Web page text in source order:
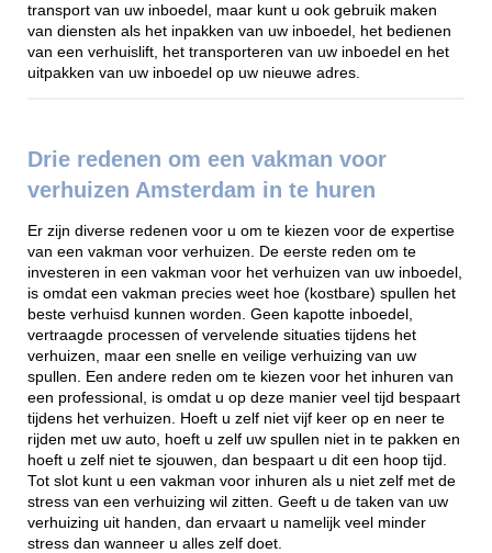
transport van uw inboedel, maar kunt u ook gebruik maken
van diensten als het inpakken van uw inboedel, het bedienen
van een verhuislift, het transporteren van uw inboedel en het
uitpakken van uw inboedel op uw nieuwe adres.
Drie redenen om een vakman voor
verhuizen Amsterdam in te huren
Er zijn diverse redenen voor u om te kiezen voor de expertise
van een vakman voor verhuizen. De eerste reden om te
investeren in een vakman voor het verhuizen van uw inboedel,
is omdat een vakman precies weet hoe (kostbare) spullen het
beste verhuisd kunnen worden. Geen kapotte inboedel,
vertraagde processen of vervelende situaties tijdens het
verhuizen, maar een snelle en veilige verhuizing van uw
spullen. Een andere reden om te kiezen voor het inhuren van
een professional, is omdat u op deze manier veel tijd bespaart
tijdens het verhuizen. Hoeft u zelf niet vijf keer op en neer te
rijden met uw auto, hoeft u zelf uw spullen niet in te pakken en
hoeft u zelf niet te sjouwen, dan bespaart u dit een hoop tijd.
Tot slot kunt u een vakman voor inhuren als u niet zelf met de
stress van een verhuizing wil zitten. Geeft u de taken van uw
verhuizing uit handen, dan ervaart u namelijk veel minder
stress dan wanneer u alles zelf doet.